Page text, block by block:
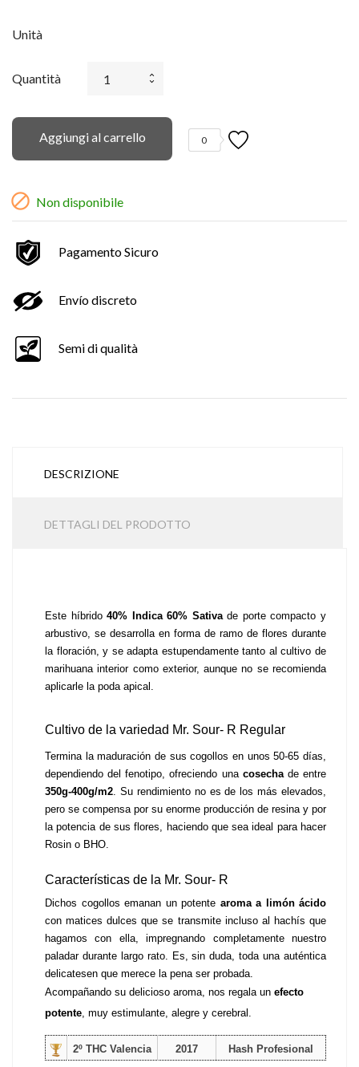
Unità
Quantità
Aggiungi al carrello 0
 Non disponibile
Pagamento Sicuro
Envío discreto
Semi di qualità
DESCRIZIONE
DETTAGLI DEL PRODOTTO
Este híbrido 40% Indica 60% Sativa de porte compacto y
arbustivo, se desarrolla en forma de ramo de flores durante
la floración, y se adapta estupendamente tanto al cultivo de
marihuana interior como exterior, aunque no se recomienda
aplicarle la poda apical.
Cultivo de la variedad Mr. Sour- R Regular
Termina la maduración de sus cogollos en unos 50-65 días,
dependiendo del fenotipo, ofreciendo una cosecha
350g-400g/m2 . Su rendimiento no es de los más elevados,
pero se compensa por su enorme producción de resina y por
la potencia de sus flores, haciendo que sea ideal para hacer
Rosin o BHO.
Características de la Mr. Sour- R
Dichos cogollos emanan un potente aroma a limón ácido
con matices dulces que se transmite incluso al hachís que
hagamos con ella, impregnando completamente nuestro
paladar durante largo rato. Es, sin duda, toda una auténtica
delicatesen que merece la pena ser probada.
Acompañando su delicioso aroma, nos regala un efecto
potente, muy estimulante, alegre y cerebral.
2º THC Valencia 2017 Hash Profesional